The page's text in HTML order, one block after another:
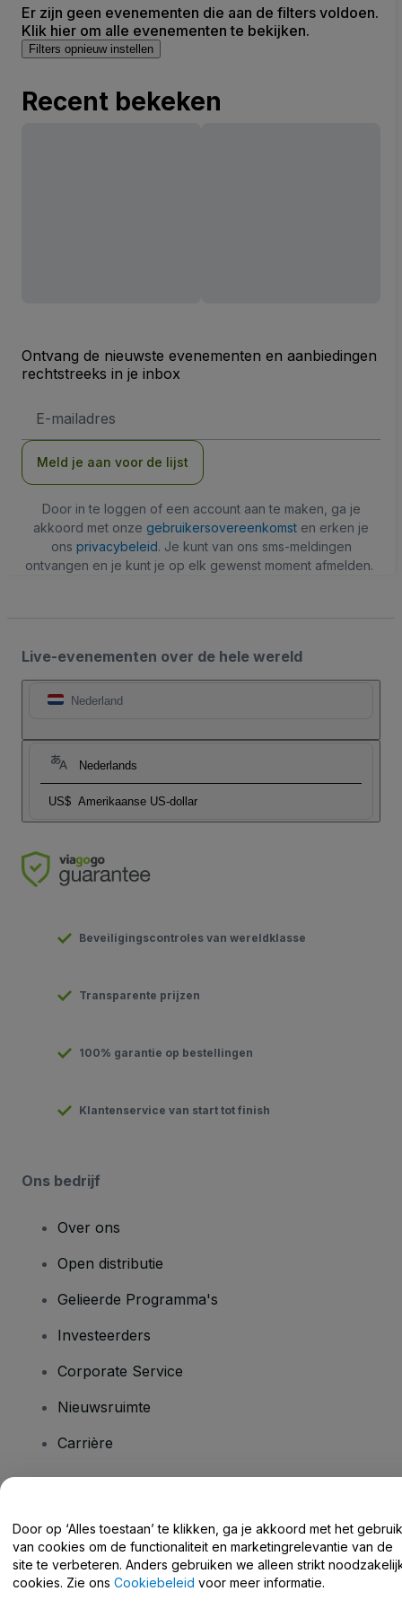
Er zijn geen evenementen die aan de filters voldoen.
Klik hier om alle evenementen te bekijken.
Filters opnieuw instellen
Recent bekeken
Ontvang de nieuwste evenementen en aanbiedingen
rechtstreeks in je inbox
mailadres
Meld je aan voor de lijst
Door in te loggen of een account aan te maken, ga je
akkoord met onze gebruikersovereenkomst en erken je
ons privacybeleid. Je kunt van ons sms-meldingen
ontvangen en je kunt je op elk gewenst moment afmelden.
Live-evenementen over de hele wereld
Nederland
Nederlands
US$ Amerikaanse US-dollar
Beveiligingscontroles van wereldklasse
Transparente prijzen
100% garantie op bestellingen
Klantenservice van start tot finish
Ons bedrijf
Over ons
Open distributie
Gelieerde Programma's
Investeerders
Corporate Service
Nieuwsruimte
Carrière
Helpcentrum / Neem Contact Met Ons Op
Door op ‘Alles toestaan’ te klikken, ga je akkoord met het gebruik
van cookies om de functionaliteit en marketingrelevantie van de
site te verbeteren. Anders gebruiken we alleen strikt
cookies. Zie ons Cookiebeleid voor meer informatie.